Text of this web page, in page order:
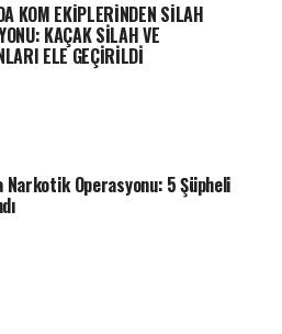
KOM EKİPLERİNDEN SİLAH
KAÇAK SİLAH VE
ELE GEÇİRİLDİ
Narkotik Operasyonu: 5 Şüpheli